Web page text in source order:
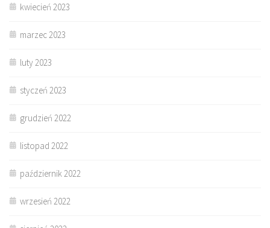
kwiecień 2023
marzec 2023
luty 2023
styczeń 2023
grudzień 2022
listopad 2022
październik 2022
wrzesień 2022